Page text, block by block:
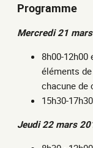
Programme
Mercredi 21
8h00-12h00
éléments
chacune de
15h30-
Jeudi 22 mars